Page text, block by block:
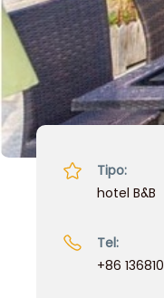
Tipo:
hotel B&B
Tel:
+86